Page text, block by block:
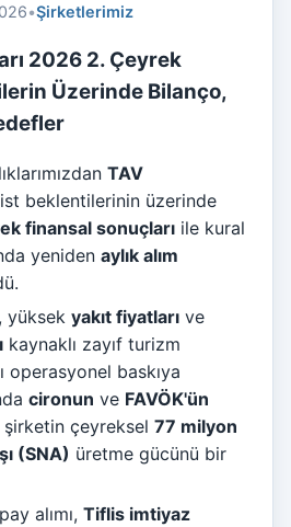
•Şirketlerimiz
2026 2. Çeyrek
Üzerinde Bilanço,
TAV
beklentilerinin üzerinde
finansal sonuçları ile kural
yeniden aylık alım
, yüksek yakıt fiyatları ve
kaynaklı zayıf turizm
operasyonel baskıya
cironun ve FAVÖK'ün
şirketin çeyreksel 77 milyon
(SNA) üretme gücünü bir
pay alımı, Tiflis imtiyaz